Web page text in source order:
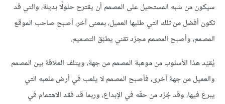
سيكون من شبه المستحيل على المصمم أن يقترح حلولًا بديلة، والتي قد
تكون أفضل من تلك التي طلبها العميل، بمعنى آخر، أصبح صاحب الموقع
المصمم، وأصبح المصمم مجرّد تقني يطبّق التصميم.
يُقيّد هذا الأسلوب من موهبة المصمم من جهة، ويتلف العلاقة بين المصمم
والعميل من جهة أخرى، فأصبح المصمم لا يلعب في أرض ملعبه التي
يبرع فيها، وقد جُرّد من حقّه في الإبداع، وربما قد فقد الاهتمام في